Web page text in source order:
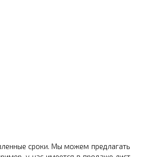
сроки. Мы можем предлагать